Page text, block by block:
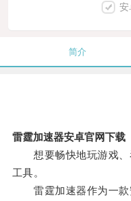
安
简介
雷霆加速器安卓官网下载
想要畅快地玩游戏、
工具。
雷霆加速器作为一款